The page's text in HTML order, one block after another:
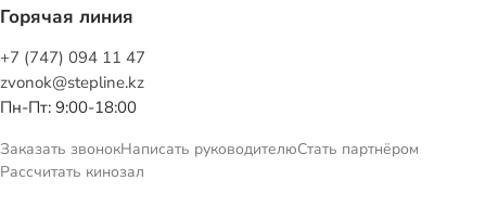
Горячая линия
+7 (747) 094 11 47
zvonok@stepline.kz
Пн-Пт: 9:00-18:00
Заказать звонокНаписать руководителюСтать партнёром
Рассчитать кинозал